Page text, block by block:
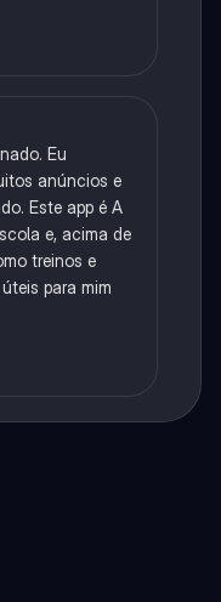
Eu
anúncios e
Este app é A
e, acima de
treinos e
para mim